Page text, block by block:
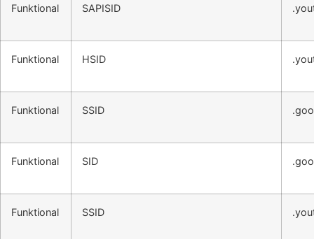
Funktional SAPISID
Funktional HSID
Funktional SSID
Funktional SID
Funktional SSID